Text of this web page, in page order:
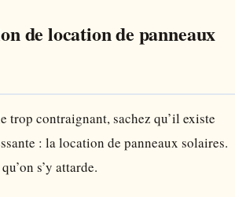
de location de panneaux
trop contraignant, sachez qu’il existe
: la location de panneaux solaires.
s’y attarde.